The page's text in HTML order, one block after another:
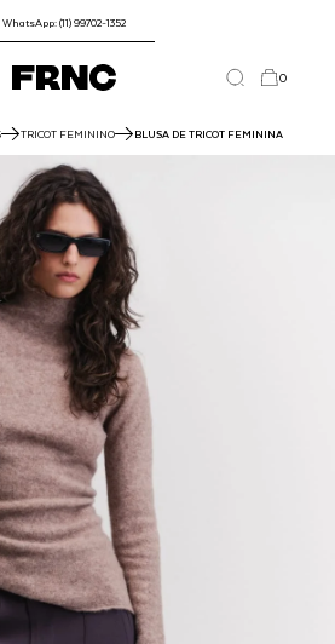
WhatsApp: (11) 99702-1352
0
TRICOT FEMININO BLUSA DE TRICOT FEMININA